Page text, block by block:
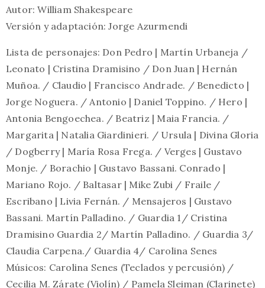
Autor: William Shakespeare
Versión y adaptación: Jorge Azurmendi
Lista de personajes: Don Pedro | Martín Urbaneja /
Leonato | Cristina Dramisino / Don Juan | Hernán
Muñoa. / Claudio | Francisco Andrade. / Benedicto |
Jorge Noguera. / Antonio | Daniel Toppino. / Hero |
Antonia Bengoechea. / Beatriz | Maia Francia. /
Margarita | Natalia Giardinieri. / Ursula | Divina Gloria
/ Dogberry | María Rosa Frega. / Verges | Gustavo
Monje. / Borachio | Gustavo Bassani. Conrado |
Mariano Rojo. / Baltasar | Mike Zubi / Fraile /
Escribano | Livia Fernán. / Mensajeros | Gustavo
Bassani. Martín Palladino. / Guardia 1/ Cristina
Dramisino Guardia 2/ Martín Palladino. / Guardia 3/
Claudia Carpena./ Guardia 4/ Carolina Senes
Músicos: Carolina Senes (Teclados y percusión) /
Cecilia M. Zárate (Violín) / Pamela Sleiman (Clarinete)